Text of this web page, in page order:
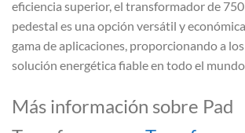
eficiencia superior, el transformador de
pedestal es una opción versátil y
gama de aplicaciones, proporcionando a
solución energética fiable en todo el
Más información sobre Pad